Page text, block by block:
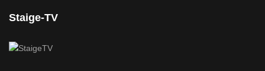
Staige-TV